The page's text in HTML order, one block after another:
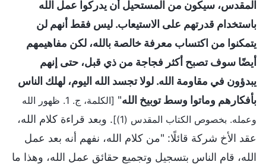
المقدس، سيكون من المستحيل أن يدركوا عمل الله
باستخدام قدرتهم على الاستيعاب. ليس فقط أنهم لن
يتمكنوا من اكتساب معرفة خالصة بالله، لكن مفاهيمهم
أيضًا سوف تصبح أكثر فجاجة من ذي قبل، حتى إنهم
يبدؤون في مقاومة الله. لولا تجسد الله اليوم، لهلك الناس
بأفكارهم وماتوا وسط توبيخ الله"
[الكلمة، ج. 1. ظهور الله
وعمله. بخصوص الكتاب المقدس (1)]
. وبعد قراءة كلام الله،
عقد الأخ شركة قائلًا: "من كلام الله، نفهم أنه بعد عمل
الله، قام الناس بتسجيل وتجميع حقائق عمل الله، وهذا ما